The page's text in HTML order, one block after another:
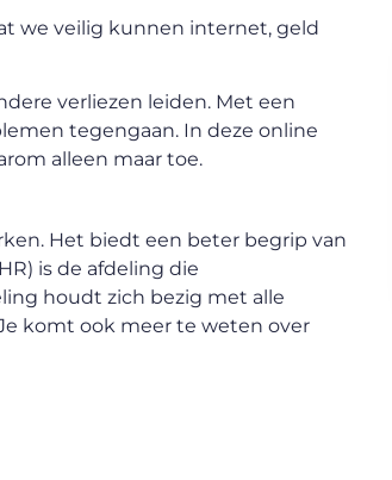
we veilig kunnen internet, geld
verliezen leiden. Met een
tegengaan. In deze online
alleen maar toe.
Het biedt een beter begrip van
is de afdeling die
houdt zich bezig met alle
komt ook meer te weten over